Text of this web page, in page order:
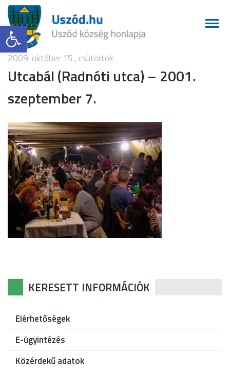
Eszköztár megnyitása
2009. október 15., csütörtök
Utcabál (Radnóti utca) – 2001.
szeptember 7.
KERESETT INFORMÁCIÓK
Elérhetőségek
E-ügyintézés
Közérdekű adatok